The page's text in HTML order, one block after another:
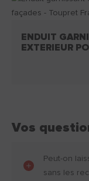
ENDUIT
EXTERIEUR
Vos
Peut-on
sans les